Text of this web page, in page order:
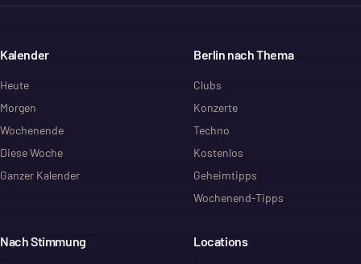
Kalender
Heute
Morgen
Wochenende
Diese Woche
Ganzer Kalender
Berlin nach Thema
Clubs
Konzerte
Techno
Kostenlos
Geheimtipps
Wochenend-Tipps
Nach Stimmung Locations